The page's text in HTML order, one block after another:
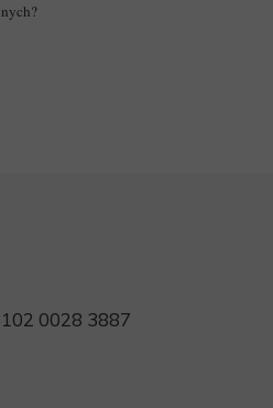
0028 3887